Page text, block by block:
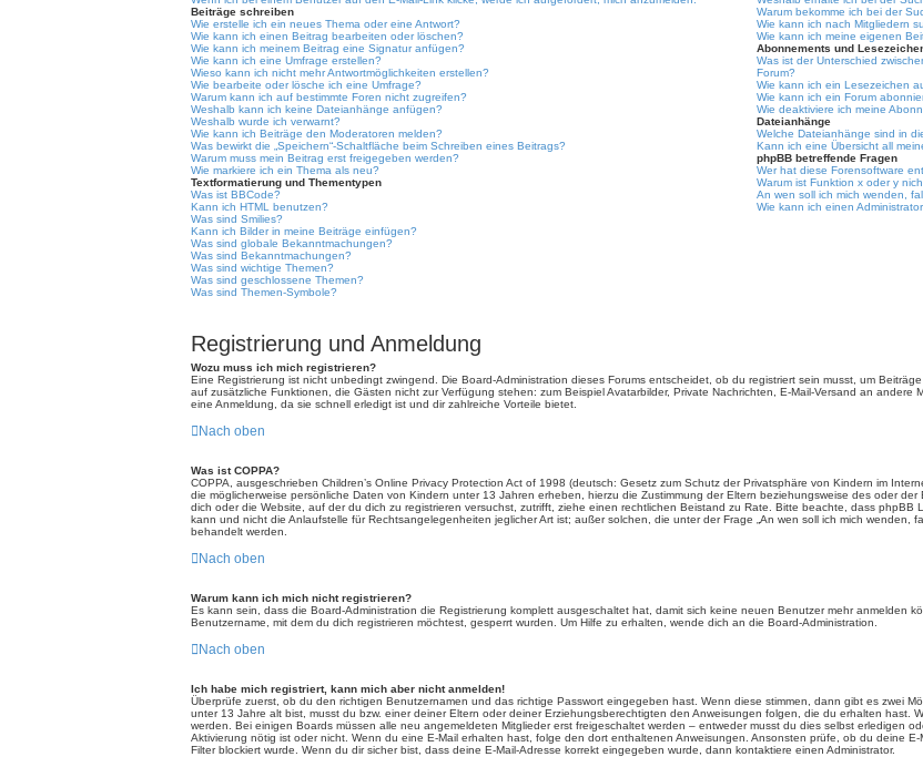
Beiträge schreiben
Wie erstelle ich ein neues Thema oder eine Antwort?
Wie kann ich einen Beitrag bearbeiten oder löschen?
Wie kann ich meinem Beitrag eine Signatur anfügen?
Wie kann ich eine Umfrage erstellen?
Wieso kann ich nicht mehr Antwortmöglichkeiten erstellen?
Wie bearbeite oder lösche ich eine Umfrage?
Warum kann ich auf bestimmte Foren nicht zugreifen?
Weshalb kann ich keine Dateianhänge anfügen?
Weshalb wurde ich verwarnt?
Wie kann ich Beiträge den Moderatoren melden?
Was bewirkt die „Speichern“-Schaltfläche beim Schreiben eines Beitrags?
Warum muss mein Beitrag erst freigegeben werden?
Wie markiere ich ein Thema als neu?
Textformatierung und Thementypen
Was ist BBCode?
Kann ich HTML benutzen?
Was sind Smilies?
Kann ich Bilder in meine Beiträge einfügen?
Was sind globale Bekanntmachungen?
Was sind Bekanntmachungen?
Was sind wichtige Themen?
Was sind geschlossene Themen?
Was sind Themen-Symbole?
Warum bekomme ich bei der
Wie kann ich nach Mitgliedern
Wie kann ich meine eigenen
Abonnements und
Was ist der Unterschied
Forum?
Wie kann ich ein Lesezeichen
Wie kann ich ein Forum
Wie deaktiviere ich meine
Dateianhänge
Welche Dateianhänge sind in
Kann ich eine Übersicht all
phpBB betreffende Fragen
Wer hat diese Forensoftware
Warum ist Funktion x oder y
An wen soll ich mich wenden,
Wie kann ich einen
Registrierung und Anmeldung
Wozu muss ich mich registrieren?
Eine Registrierung ist nicht unbedingt zwingend. Die Board-Administration dieses Forums entscheidet, ob du registriert sein musst, um
auf zusätzliche Funktionen, die Gästen nicht zur Verfügung stehen: zum Beispiel Avatarbilder, Private Nachrichten, E-Mail-Versand an andere
eine Anmeldung, da sie schnell erledigt ist und dir zahlreiche Vorteile bietet.
Nach oben
Was ist COPPA?
COPPA, ausgeschrieben Children’s Online Privacy Protection Act of 1998 (deutsch: Gesetz zum Schutz der Privatsphäre von Kindern im
die möglicherweise persönliche Daten von Kindern unter 13 Jahren erheben, hierzu die Zustimmung der Eltern beziehungsweise des oder
dich oder die Website, auf der du dich zu registrieren versuchst, zutrifft, ziehe einen rechtlichen Beistand zu Rate. Bitte beachte, dass
kann und nicht die Anlaufstelle für Rechtsangelegenheiten jeglicher Art ist; außer solchen, die unter der Frage „An wen soll ich mich wenden,
behandelt werden.
Nach oben
Warum kann ich mich nicht registrieren?
Es kann sein, dass die Board-Administration die Registrierung komplett ausgeschaltet hat, damit sich keine neuen Benutzer mehr anmelden
Benutzername, mit dem du dich registrieren möchtest, gesperrt wurden. Um Hilfe zu erhalten, wende dich an die Board-Administration.
Nach oben
Ich habe mich registriert, kann mich aber nicht anmelden!
Überprüfe zuerst, ob du den richtigen Benutzernamen und das richtige Passwort eingegeben hast. Wenn diese stimmen, dann gibt es zwei
unter 13 Jahre alt bist, musst du bzw. einer deiner Eltern oder deiner Erziehungsberechtigten den Anweisungen folgen, die du erhalten hast.
werden. Bei einigen Boards müssen alle neu angemeldeten Mitglieder erst freigeschaltet werden – entweder musst du dies selbst erledigen
Aktivierung nötig ist oder nicht. Wenn du eine E-Mail erhalten hast, folge den dort enthaltenen Anweisungen. Ansonsten prüfe, ob du deine
Filter blockiert wurde. Wenn du dir sicher bist, dass deine E-Mail-Adresse korrekt eingegeben wurde, dann kontaktiere einen Administrator.